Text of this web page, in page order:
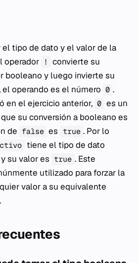
tipo de dato y el valor de la
operador ! convierte su
booleano y luego invierte su
el operando es el número 0 .
en el ejercicio anterior, 0 es un
su conversión a booleano es
de false es true . Por lo
tiene el tipo de dato
su valor es true . Este
utilizado para forzar la
valor a su equivalente